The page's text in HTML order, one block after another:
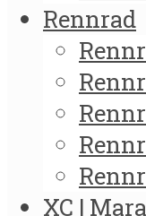
Rennrad
XC |